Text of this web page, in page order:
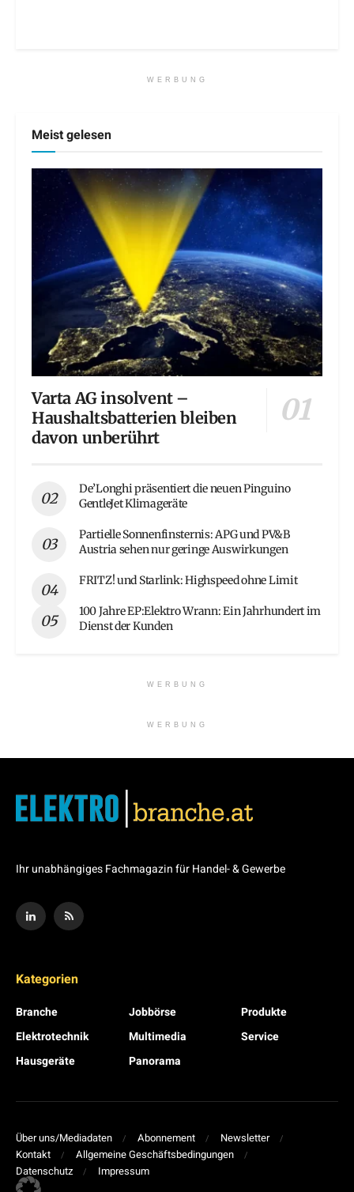
WERBUNG
Meist gelesen
Varta AG insolvent –
Haushaltsbatterien bleiben
davon unberührt
De’Longhi präsentiert die neuen Pinguino
GentleJet Klimageräte
Partielle Sonnenfinsternis: APG und PV&B
Austria sehen nur geringe Auswirkungen
FRITZ! und Starlink: Highspeed ohne Limit
100 Jahre EP:Elektro Wrann: Ein Jahrhundert im
Dienst der Kunden
WERBUNG
WERBUNG
Ihr unabhängiges Fachmagazin für Handel- & Gewerbe
Kategorien
Branche
Elektrotechnik
Hausgeräte
Jobbörse
Multimedia
Panorama
Produkte
Service
Über uns/Mediadaten Abonnement
Newsletter
Kontakt
Allgemeine Geschäftsbedingungen
Datenschutz
Impressum